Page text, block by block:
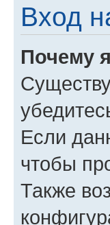
Вход
Почему
Если
чтобы
Также